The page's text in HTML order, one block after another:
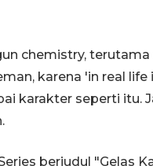
chemistry,
karena 'in real
karakter seperti itu.
berjudul "Gelas